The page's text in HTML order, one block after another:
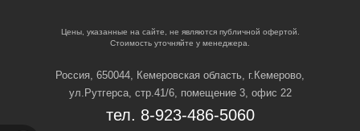
Цены, указанные на сайте, не являются публичной офертой.
Стоимость уточняйте у менеджера.
Россия, 650044, Кемеровская область, г.Кемерово,
ул.Рутгерса, стр.41/6, помещение 3, офис 22
тел. 8-923-486-5060